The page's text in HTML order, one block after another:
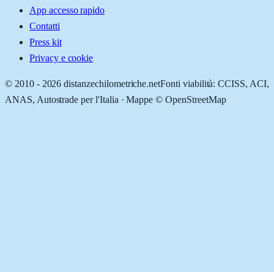
App accesso rapido
Contatti
Press kit
Privacy e cookie
© 2010 - 2026 distanzechilometriche.netFonti viabilità: CCISS, ACI,
ANAS, Autostrade per l'Italia · Mappe © OpenStreetMap